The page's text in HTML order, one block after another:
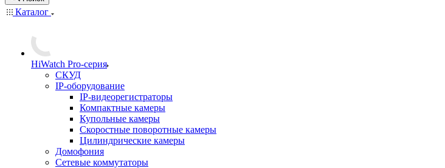
Каталог
HiWatch Pro-серия
CКУД
IP-оборудование
IP-видеорегистраторы
Компактные камеры
Купольные камеры
Скоростные поворотные камеры
Цилиндрические камеры
Домофония
Сетевые коммутаторы